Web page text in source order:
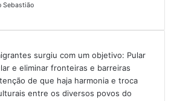
Sebastião
surgiu com um objetivo: Pular
e eliminar fronteiras e barreiras
de que haja harmonia e troca
entre os diversos povos do